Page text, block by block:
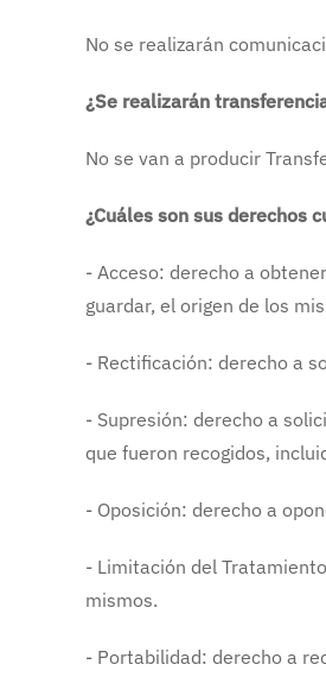
No se realizarán
¿Se realizarán
No se van a producir
¿Cuáles son sus derechos
- Acceso: derecho a
guardar, el origen de los
- Rectificación: derecho a
- Supresión: derecho a
que fueron recogidos,
- Oposición: derecho a
- Limitación del
mismos.
- Portabilidad: derecho a